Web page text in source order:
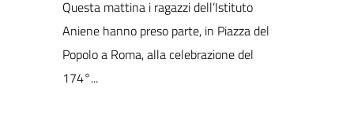
Questa mattina i ragazzi dell’Istituto
Aniene hanno preso parte, in Piazza del
Popolo a Roma, alla celebrazione del
174°...